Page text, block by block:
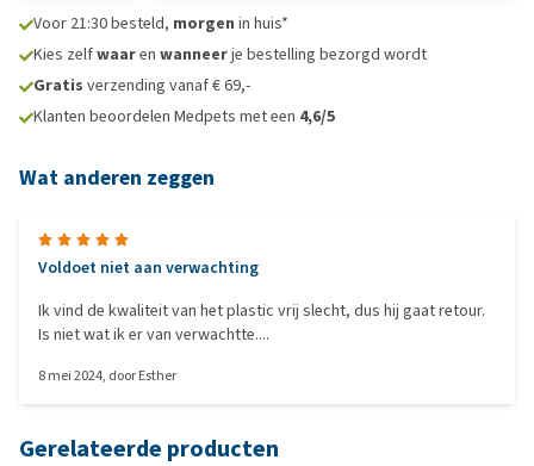
Voor 21:30 besteld, morgen in huis*
Kies zelfwaaren wanneerje bestelling bezorgd wordt
Gratis verzending vanaf € 69,-
Klanten beoordelen Medpets met een 4,6/5
Wat anderen zeggen
Voldoet niet aan verwachting
Ik vind de kwaliteit van het plastic vrij slecht, dus hij gaat retour.
Is niet wat ik er van verwachtte....
8 mei 2024, doorEsther
Gerelateerde producten